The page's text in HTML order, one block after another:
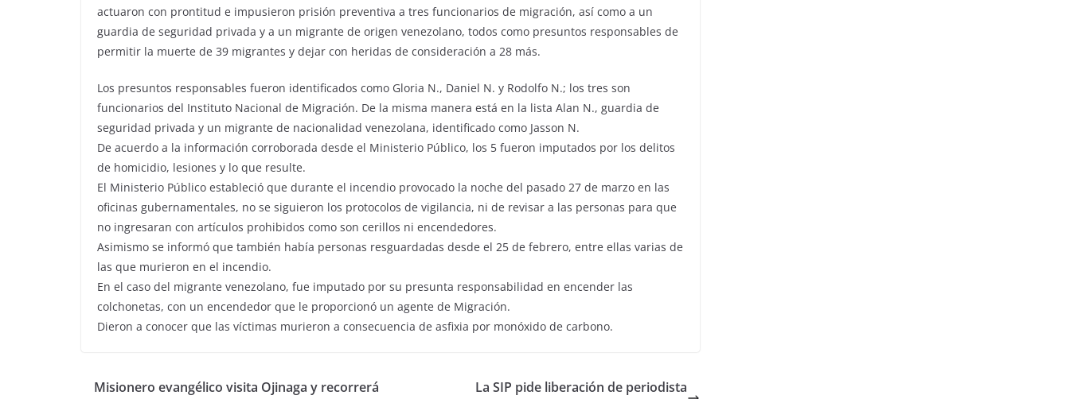
actuaron con prontitud e impusieron prisión preventiva a tres funcionarios de migración, así como a un
guardia de seguridad privada y a un migrante de origen venezolano, todos como presuntos responsables de
permitir la muerte de 39 migrantes y dejar con heridas de consideración a 28 más.
Los presuntos responsables fueron identificados como Gloria N., Daniel N. y Rodolfo N.; los tres son
funcionarios del Instituto Nacional de Migración. De la misma manera está en la lista Alan N., guardia de
seguridad privada y un migrante de nacionalidad venezolana, identificado como Jasson N.
De acuerdo a la información corroborada desde el Ministerio Público, los 5 fueron imputados por los delitos
de homicidio, lesiones y lo que resulte.
El Ministerio Público estableció que durante el incendio provocado la noche del pasado 27 de marzo en las
oficinas gubernamentales, no se siguieron los protocolos de vigilancia, ni de revisar a las personas para que
no ingresaran con artículos prohibidos como son cerillos ni encendedores.
Asimismo se informó que también había personas resguardadas desde el 25 de febrero, entre ellas varias de
las que murieron en el incendio.
En el caso del migrante venezolano, fue imputado por su presunta responsabilidad en encender las
colchonetas, con un encendedor que le proporcionó un agente de Migración.
Dieron a conocer que las víctimas murieron a consecuencia de asfixia por monóxido de carbono.
Misionero evangélico visita Ojinaga y recorrerá
La SIP pide liberación de periodista